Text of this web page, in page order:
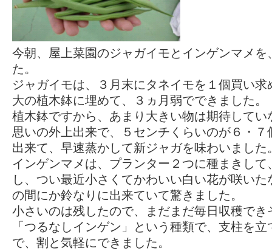
今朝、屋上菜園のジャガイモとインゲンマメを
た。
ジャガイモは、３月末にタネイモを１個買い
大の植木鉢に埋めて、３ヵ月弱でできました。
植木鉢ですから、あまり大きい物は期待してい
思いの外上出来で、５センチくらいのが６・
出来て、早速蒸かして新ジャガを味わいました
インゲンマメは、プランター２つに種まきし
し、つい最近小さくてかわいい白い花が咲い
の間にか鈴なりに出来ていて驚きました。
小さいのは残したので、まだまだ毎日収穫でき
「つるなしインゲン」という種類で、支柱を
で、割と気軽にできました。